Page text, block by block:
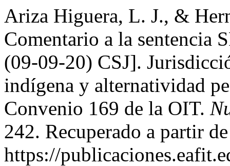
Ariza Higuera, L. J., &
Comentario a la sentencia
(09-09-20) CSJ].
indígena y alternatividad
Convenio 169 de la OIT.
242. Recuperado a partir de
https://